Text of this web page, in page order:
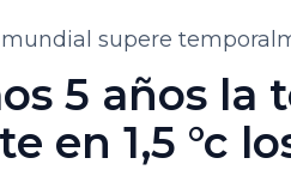
supere
5 años la
en 1,5 °c